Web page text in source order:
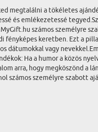
megtalálni a tökéletes
és emlékezetessé
számos személyre
fényképes keretben. Ezt a
dátumokkal vagy
Ha a humor a közös
arra, hogy megköszönd a
számos személyre szabott